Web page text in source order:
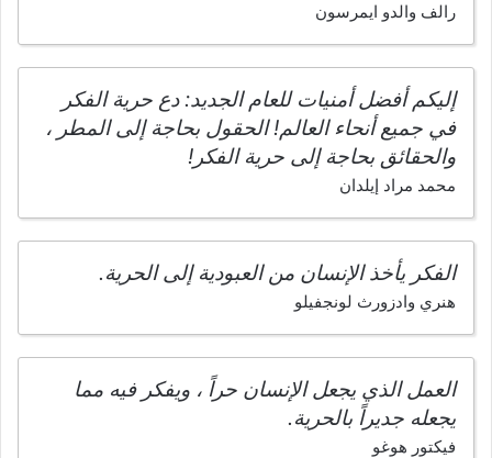
رالف والدو ايمرسون
إليكم أفضل أمنيات للعام الجديد: دع حرية الفكر
في جميع أنحاء العالم! الحقول بحاجة إلى المطر ،
والحقائق بحاجة إلى حرية الفكر!
محمد مراد إيلدان
الفكر يأخذ الإنسان من العبودية إلى الحرية.
هنري وادزورث لونجفيلو
العمل الذي يجعل الإنسان حراً ، ويفكر فيه مما
يجعله جديراً بالحرية.
فيكتور هوغو